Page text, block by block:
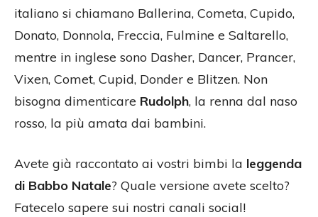
italiano si chiamano Ballerina, Cometa, Cupido,
Donato, Donnola, Freccia, Fulmine e Saltarello,
mentre in inglese sono Dasher, Dancer, Prancer,
Vixen, Comet, Cupid, Donder e Blitzen. Non
bisogna dimenticare Rudolph, la renna dal naso
rosso, la più amata dai bambini.
Avete già raccontato ai vostri bimbi la leggenda
di Babbo Natale? Quale versione avete scelto?
Fatecelo sapere sui nostri canali social!